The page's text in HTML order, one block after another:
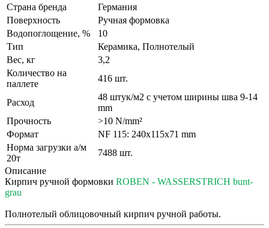
Страна бренда
Германия
Поверхность
Ручная формовка
Водопоглощение, %
10
Тип
Керамика, Полнотелый
Вес, кг
3,2
Количество на
паллете
416 шт.
Расход
48 штук/м2 с учетом ширины шва 9-14
mm
Прочность
>10 N/mm²
Формат
NF 115: 240x115x71 mm
Норма загрузки а/м
20т
7488 шт.
Описание
Кирпич ручной формовки ROBEN - WASSERSTRICH bunt-
grau
Полнотелый облицовочный кирпич ручной работы.